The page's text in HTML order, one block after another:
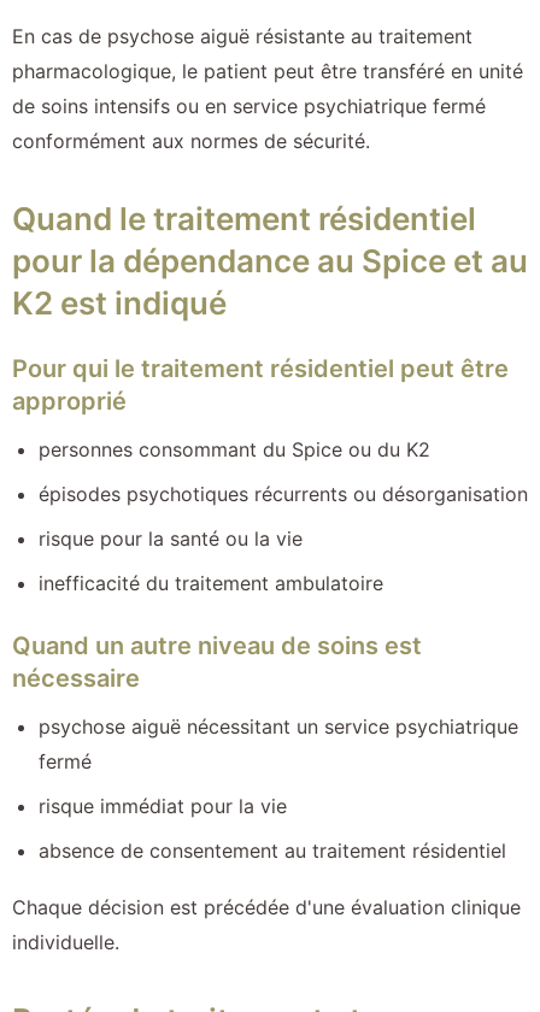
En cas de psychose aiguë résistante au traitement
pharmacologique, le patient peut être transféré en unité
de soins intensifs ou en service psychiatrique fermé
conformément aux normes de sécurité.
Quand le traitement résidentiel
pour la dépendance au Spice et au
K2 est indiqué
Pour qui le traitement résidentiel peut être
approprié
personnes consommant du Spice ou du K2
épisodes psychotiques récurrents ou désorganisation
risque pour la santé ou la vie
inefficacité du traitement ambulatoire
Quand un autre niveau de soins est
nécessaire
psychose aiguë nécessitant un service psychiatrique
fermé
risque immédiat pour la vie
absence de consentement au traitement résidentiel
Chaque décision est précédée d'une évaluation clinique
individuelle.